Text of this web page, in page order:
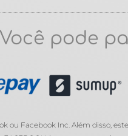
Você pode
ou Facebook Inc. Além disso,